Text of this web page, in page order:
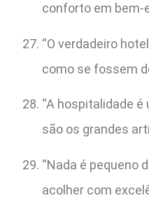
conforto em bem-
“O verdadeiro
como se fossem
“A hospitalidade
são os grandes
“Nada é pequeno
acolher com